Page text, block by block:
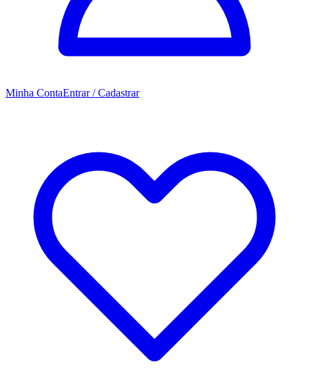
Minha ContaEntrar / Cadastrar